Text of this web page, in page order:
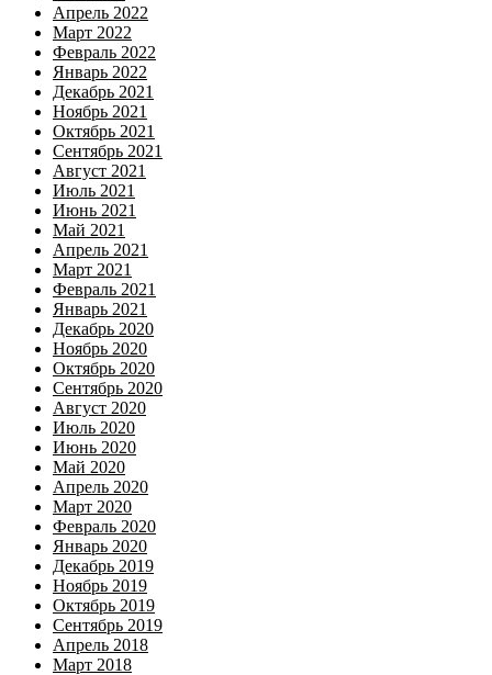
Апрель 2022
Март 2022
Февраль 2022
Январь 2022
Декабрь 2021
Ноябрь 2021
Октябрь 2021
Сентябрь 2021
Август 2021
Июль 2021
Июнь 2021
Май 2021
Апрель 2021
Март 2021
Февраль 2021
Январь 2021
Декабрь 2020
Ноябрь 2020
Октябрь 2020
Сентябрь 2020
Август 2020
Июль 2020
Июнь 2020
Май 2020
Апрель 2020
Март 2020
Февраль 2020
Январь 2020
Декабрь 2019
Ноябрь 2019
Октябрь 2019
Сентябрь 2019
Апрель 2018
Март 2018